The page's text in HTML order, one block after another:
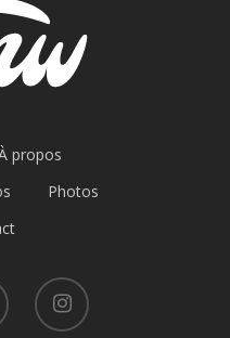
propos
Photos